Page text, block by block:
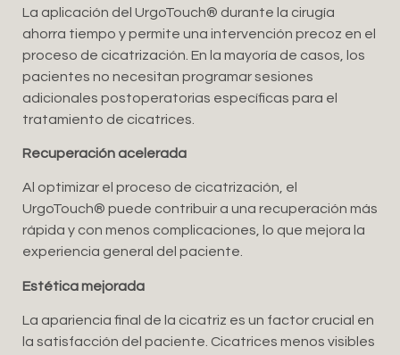
La aplicación del UrgoTouch®️ durante la cirugía
ahorra tiempo y permite una intervención precoz en el
proceso de cicatrización. En la mayoría de casos, los
pacientes no necesitan programar sesiones
adicionales postoperatorias específicas para el
tratamiento de cicatrices.
Recuperación acelerada
Al optimizar el proceso de cicatrización, el
UrgoTouch®️ puede contribuir a una recuperación más
rápida y con menos complicaciones, lo que mejora la
experiencia general del paciente.
Estética mejorada
La apariencia final de la cicatriz es un factor crucial en
la satisfacción del paciente. Cicatrices menos visibles